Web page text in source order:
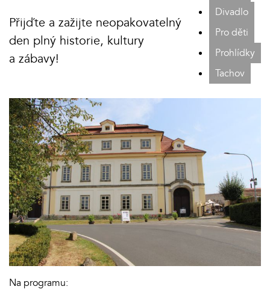
Divadlo
Pro děti
Prohlídky
Tachov
Přijďte a zažijte neopakovatelný
den plný historie, kultury
a zábavy!
Na programu: